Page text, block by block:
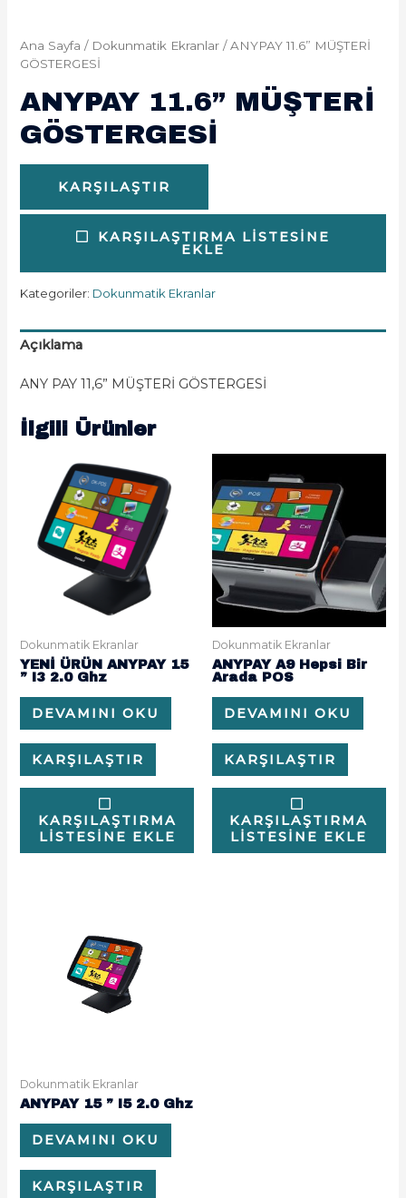
Ana Sayfa / Dokunmatik Ekranlar / ANYPAY 11.6” MÜŞTERİ
GÖSTERGESİ
ANYPAY 11.6” MÜŞTERİ
GÖSTERGESİ
KARŞILAŞTIR
KARŞILAŞTIRMA LISTESINE
EKLE
Kategoriler: Dokunmatik Ekranlar
Açıklama
ANY PAY 11,6” MÜŞTERİ GÖSTERGESİ
İlgili Ürünler
Dokunmatik Ekranlar
YENİ ÜRÜN ANYPAY 15
” I3 2.0 Ghz
DEVAMINI OKU
KARŞILAŞTIR
KARŞILAŞTIRMA
LISTESINE EKLE
Dokunmatik Ekranlar
ANYPAY A9 Hepsi Bir
Arada POS
DEVAMINI OKU
KARŞILAŞTIR
KARŞILAŞTIRMA
LISTESINE EKLE
Dokunmatik Ekranlar
ANYPAY 15 ” I5 2.0 Ghz
DEVAMINI OKU
KARŞILAŞTIR